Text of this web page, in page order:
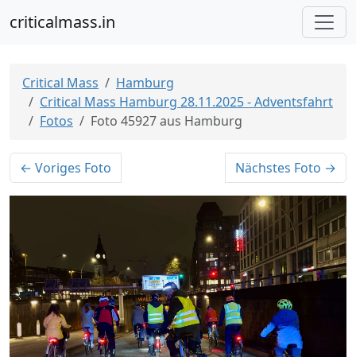
criticalmass.in
Critical Mass
Hamburg
Critical Mass Hamburg 28.11.2025 - Adventsfahrt
Fotos
Foto 45927 aus Hamburg
← Voriges Foto Nächstes Foto →